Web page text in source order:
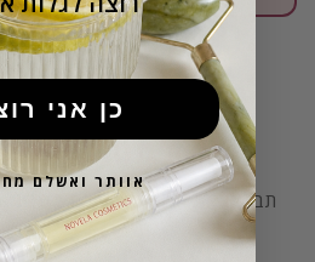
למה לצפות
תבחרו את המטרה שלכם ותראו
שלב אחר
!כן אני
אוותר ואשלם